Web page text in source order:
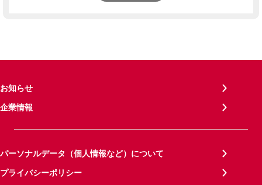
お知らせ
企業情報
パーソナルデータ（個人情報など）について
プライバシーポリシー